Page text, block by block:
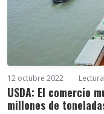
12 octubre 2022
USDA: El comercio
millones de